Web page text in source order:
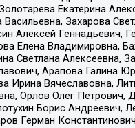
Екатерина
Захарова
Алексей Геннадьевич,
Елена Владимировна,
Светлана Алексеевна,
Арапова Галина
Ирина Вячеславовна,
Орлов Олег
Борис Андреевич,
Герман Константинович